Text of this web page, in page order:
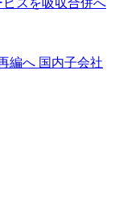
スを吸収合併へ
編へ 国内子会社